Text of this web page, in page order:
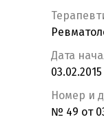
Дата
Номер и
№ 49 от